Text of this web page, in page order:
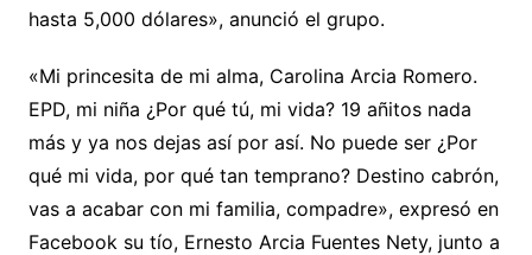
hasta 5,000 dólares», anunció el grupo.
«Mi princesita de mi alma, Carolina Arcia Romero.
EPD, mi niña ¿Por qué tú, mi vida? 19 añitos nada
más y ya nos dejas así por así. No puede ser ¿Por
qué mi vida, por qué tan temprano? Destino cabrón,
vas a acabar con mi familia, compadre», expresó en
Facebook su tío, Ernesto Arcia Fuentes Nety, junto a